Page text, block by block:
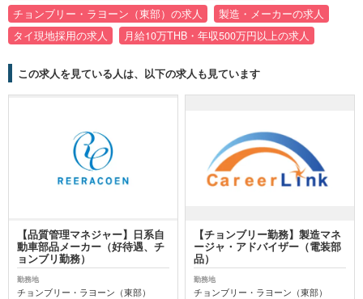
チョンブリー・ラヨーン（東部）の求人
製造・メーカーの求人
タイ現地採用の求人
月給10万THB・年収500万円以上の求人
この求人を見ている人は、以下の求人も見ています
【品質管理マネジャー】日系自
動車部品メーカー（好待遇、チ
ョンブリ勤務）
勤務地
チョンブリー・ラヨーン（東部）
【チョンブリー勤務】製造マネ
ージャ・アドバイザー（電装部
品）
勤務地
チョンブリー・ラヨーン（東部）